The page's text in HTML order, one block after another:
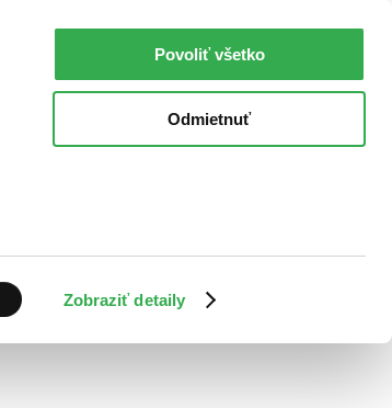
Zobraziť detaily
Povoliť všetko
Odmietnuť